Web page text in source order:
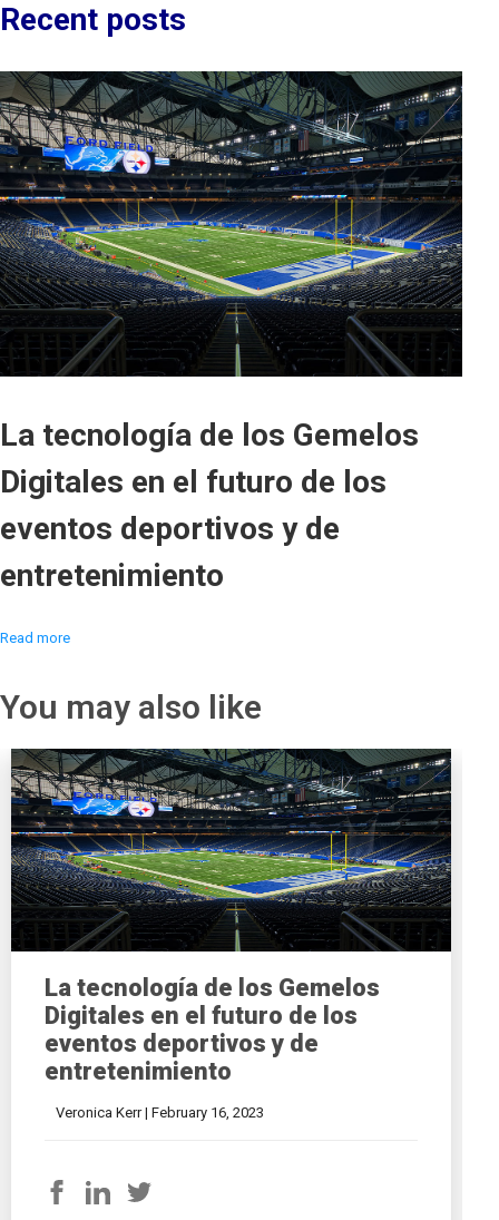
Recent posts
La tecnología de los Gemelos
Digitales en el futuro de los
eventos deportivos y de
entretenimiento
Read more
You may also like
La tecnología de los Gemelos
Digitales en el futuro de los
eventos deportivos y de
entretenimiento
Veronica Kerr | February 16, 2023